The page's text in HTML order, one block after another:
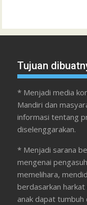
Tujuan
* Menjadi media
Mandiri dan
informasi tentang
diselenggarakan.
* Menjadi sarana
mengenai
memelihara,
berdasarkan
anak dapat